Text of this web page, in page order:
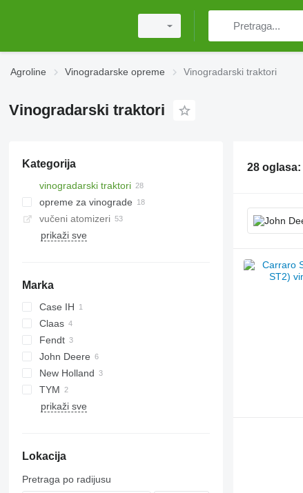
Agroline Vinogradarske opreme Vinogradarski traktori
Vinogradarski traktori
Kategorija
vinogradarski traktori
opreme za vinograde
vučeni atomizeri
prikaži sve
Marka
Case IH
Quantum
Claas
Nexos
Fendt
Vario
John Deere
3720
5090
5105 GN
New Holland
T-series
TYM
prikaži sve
Lokacija
Pretraga po radijusu
28 oglasa: